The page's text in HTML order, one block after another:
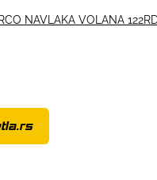
NAVLAKA VOLANA